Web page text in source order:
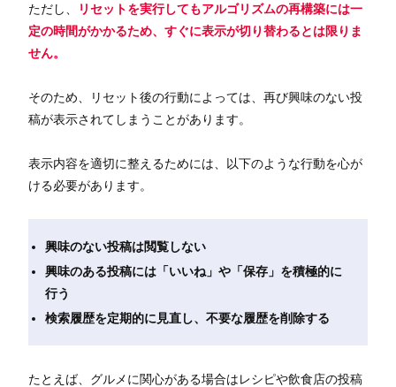
ただし、
リセットを実行してもアルゴリズムの再構築には一
定の時間がかかるため、すぐに表示が切り替わるとは限りま
せん。
そのため、リセット後の行動によっては、再び興味のない投
稿が表示されてしまうことがあります。
表示内容を適切に整えるためには、以下のような行動を心が
ける必要があります。
興味のない投稿は閲覧しない
興味のある投稿には「いいね」や「保存」を積極的に
行う
検索履歴を定期的に見直し、不要な履歴を削除する
たとえば、グルメに関心がある場合はレシピや飲食店の投稿